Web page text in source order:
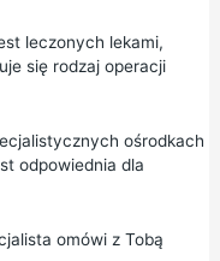
leczonych lekami,
się rodzaj operacji
ośrodkach
odpowiednia dla
omówi z Tobą